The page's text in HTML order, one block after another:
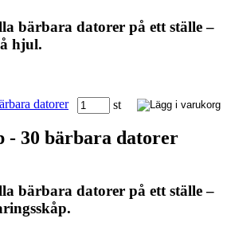
bärbara datorer på ett ställe –
hjul.
st
- 30 bärbara datorer
bärbara datorer på ett ställe –